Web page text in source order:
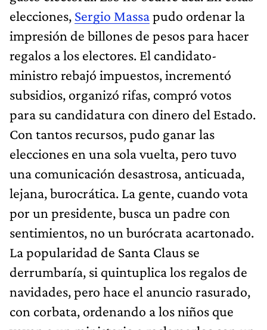
elecciones, Sergio Massapudo ordenar la
impresión de billones de pesos para hacer
regalos a los electores. El candidato-
ministro rebajó impuestos, incrementó
subsidios, organizó rifas, compró votos
para su candidatura con dinero del Estado.
Con tantos recursos, pudo ganar las
elecciones en una sola vuelta, pero tuvo
una comunicación desastrosa, anticuada,
lejana, burocrática. La gente, cuando vota
por un presidente, busca un padre con
sentimientos, no un burócrata acartonado.
La popularidad de Santa Claus se
derrumbaría, si quintuplica los regalos de
navidades, pero hace el anuncio rasurado,
con corbata, ordenando a los niños que